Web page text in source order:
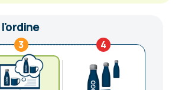
3 4